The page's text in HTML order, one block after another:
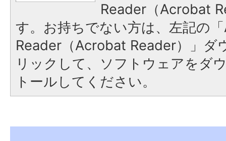
Reader（Acrobat
す。お持ちでない方は、左記の
Reader（Acrobat Reader）」ダ
リックして、ソフトウェアをダ
トールしてください。